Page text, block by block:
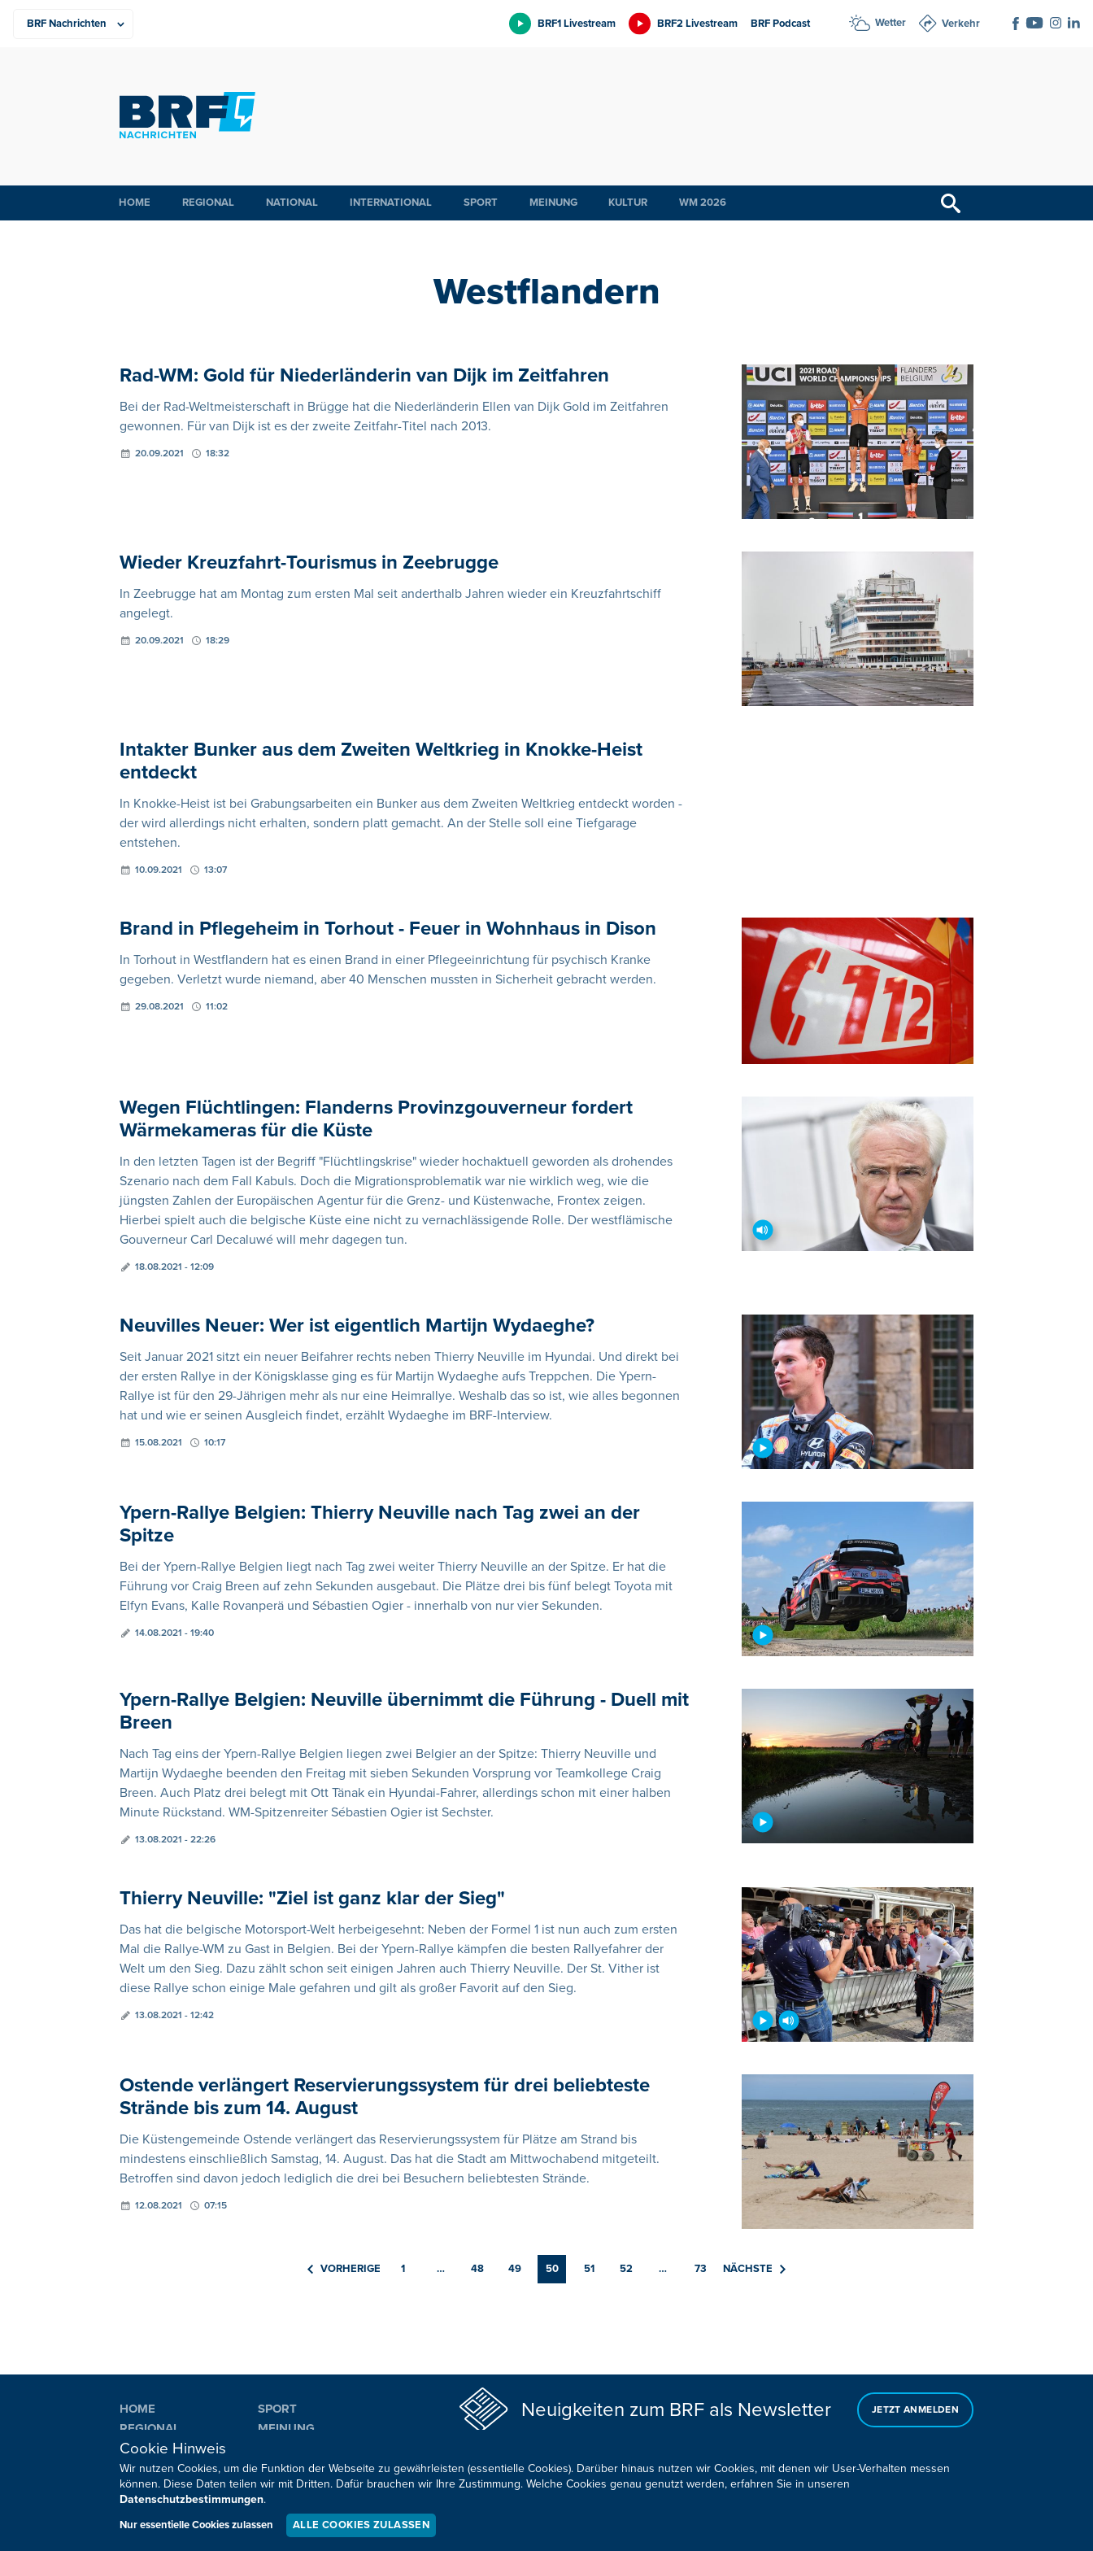
BRF1 Livestream BRF2 Livestream BRF Podcast Wetter Verkehr
HOME REGIONAL NATIONAL INTERNATIONAL SPORT MEINUNG KULTUR WM 2026
Westflandern
Rad-WM: Gold für Niederländerin van Dijk im Zeitfahren
Bei der Rad-Weltmeisterschaft in Brügge hat die Niederländerin Ellen van Dijk Gold im Zeitfahren
gewonnen. Für van Dijk ist es der zweite Zeitfahr-Titel nach 2013.
20.09.2021 18:32
Wieder Kreuzfahrt-Tourismus in Zeebrugge
In Zeebrugge hat am Montag zum ersten Mal seit anderthalb Jahren wieder ein Kreuzfahrtschiff
angelegt.
20.09.2021 18:29
Intakter Bunker aus dem Zweiten Weltkrieg in Knokke-Heist
entdeckt
In Knokke-Heist ist bei Grabungsarbeiten ein Bunker aus dem Zweiten Weltkrieg entdeckt worden -
der wird allerdings nicht erhalten, sondern platt gemacht. An der Stelle soll eine Tiefgarage
entstehen.
10.09.2021 13:07
Brand in Pflegeheim in Torhout - Feuer in Wohnhaus in Dison
In Torhout in Westflandern hat es einen Brand in einer Pflegeeinrichtung für psychisch Kranke
gegeben. Verletzt wurde niemand, aber 40 Menschen mussten in Sicherheit gebracht werden.
29.08.2021 11:02
Wegen Flüchtlingen: Flanderns Provinzgouverneur fordert
Wärmekameras für die Küste
In den letzten Tagen ist der Begriff "Flüchtlingskrise" wieder hochaktuell geworden als drohendes
Szenario nach dem Fall Kabuls. Doch die Migrationsproblematik war nie wirklich weg, wie die
jüngsten Zahlen der Europäischen Agentur für die Grenz- und Küstenwache, Frontex zeigen.
Hierbei spielt auch die belgische Küste eine nicht zu vernachlässigende Rolle. Der westflämische
Gouverneur Carl Decaluwé will mehr dagegen tun.
18.08.2021 - 12:09
Neuvilles Neuer: Wer ist eigentlich Martijn Wydaeghe?
Seit Januar 2021 sitzt ein neuer Beifahrer rechts neben Thierry Neuville im Hyundai. Und direkt bei
der ersten Rallye in der Königsklasse ging es für Martijn Wydaeghe aufs Treppchen. Die Ypern-
Rallye ist für den 29-Jährigen mehr als nur eine Heimrallye. Weshalb das so ist, wie alles begonnen
hat und wie er seinen Ausgleich findet, erzählt Wydaeghe im BRF-Interview.
15.08.2021 10:17
Ypern-Rallye Belgien: Thierry Neuville nach Tag zwei an der
Spitze
Bei der Ypern-Rallye Belgien liegt nach Tag zwei weiter Thierry Neuville an der Spitze. Er hat die
Führung vor Craig Breen auf zehn Sekunden ausgebaut. Die Plätze drei bis fünf belegt Toyota mit
Elfyn Evans, Kalle Rovanperä und Sébastien Ogier - innerhalb von nur vier Sekunden.
14.08.2021 - 19:40
Ypern-Rallye Belgien: Neuville übernimmt die Führung - Duell mit
Breen
Nach Tag eins der Ypern-Rallye Belgien liegen zwei Belgier an der Spitze: Thierry Neuville und
Martijn Wydaeghe beenden den Freitag mit sieben Sekunden Vorsprung vor Teamkollege Craig
Breen. Auch Platz drei belegt mit Ott Tänak ein Hyundai-Fahrer, allerdings schon mit einer halben
Minute Rückstand. WM-Spitzenreiter Sébastien Ogier ist Sechster.
13.08.2021 - 22:26
Thierry Neuville: "Ziel ist ganz klar der Sieg"
Das hat die belgische Motorsport-Welt herbeigesehnt: Neben der Formel 1 ist nun auch zum ersten
Mal die Rallye-WM zu Gast in Belgien. Bei der Ypern-Rallye kämpfen die besten Rallyefahrer der
Welt um den Sieg. Dazu zählt schon seit einigen Jahren auch Thierry Neuville. Der St. Vither ist
diese Rallye schon einige Male gefahren und gilt als großer Favorit auf den Sieg.
13.08.2021 - 12:42
Ostende verlängert Reservierungssystem für drei beliebteste
Strände bis zum 14. August
Die Küstengemeinde Ostende verlängert das Reservierungssystem für Plätze am Strand bis
mindestens einschließlich Samstag, 14. August. Das hat die Stadt am Mittwochabend mitgeteilt.
Betroffen sind davon jedoch lediglich die drei bei Besuchern beliebtesten Strände.
12.08.2021 07:15
VORHERIGE 1 … 48 49 50 51 52 … 73 NÄCHSTE
HOME
REGIONAL
NATIONAL
INTERNATIONAL
SPORT
MEINUNG
WM 2026
Neuigkeiten zum BRF als Newsletter JETZT ANMELDEN
Sie haben noch Fragen oder Anmerkungen? KONTAKTIEREN SIE UNS!
Cookie Hinweis
Wir nutzen Cookies, um die Funktion der Webseite zu gewährleisten (essentielle Cookies). Darüber hinaus nutzen wir Cookies, mit denen wir User-Verhalten messen
können. Diese Daten teilen wir mit Dritten. Dafür brauchen wir Ihre Zustimmung. Welche Cookies genau genutzt werden, erfahren Sie in unseren
Datenschutzbestimmungen.
Nur essentielle Cookies zulassen ALLE COOKIES ZULASSEN